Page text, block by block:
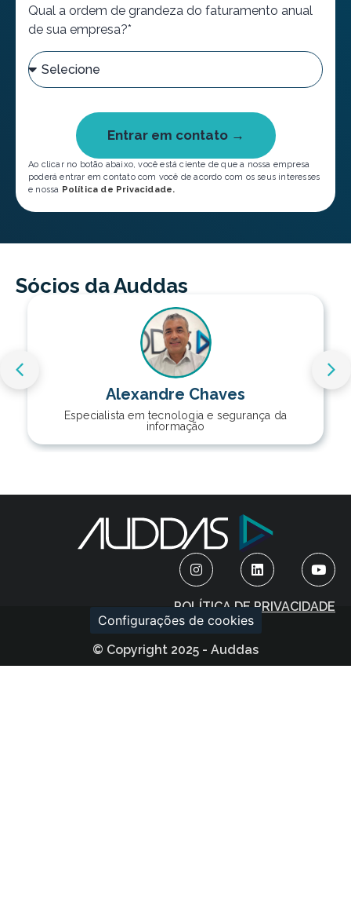
Qual a ordem de grandeza do faturamento anual
de sua empresa?*
Entrar em contato →
Ao clicar no botão abaixo, você está ciente de que a nossa empresa
poderá entrar em contato com você de acordo com os seus interesses
e nossa Política de Privacidade.
Sócios da Auddas
Alexandre Chaves
Especialista em tecnologia e segurança da
informação
© Copyright 2025 - Auddas
POLÍTICA DE PRIVACIDADE
Configurações de cookies